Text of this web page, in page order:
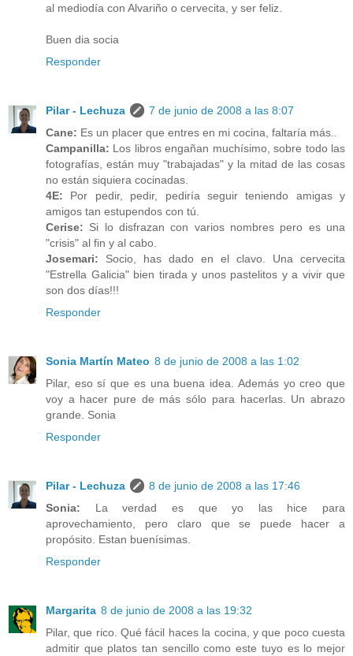
al mediodía con Alvariño o cervecita, y ser feliz.
Buen dia socia
Responder
Pilar - Lechuza
7 de junio de 2008 a las 8:07
Cane: Es un placer que entres en mi cocina, faltaría más..
Campanilla: Los libros engañan muchísimo, sobre todo las
fotografías, están muy "trabajadas" y la mitad de las cosas
no están siquiera cocinadas.
4E: Por pedir, pedir, pediría seguir teniendo amigas y
amigos tan estupendos con tú.
Cerise: Si lo disfrazan con varios nombres pero es una
"crisis" al fin y al cabo.
Josemari: Socio, has dado en el clavo. Una cervecita
"Estrella Galicia" bien tirada y unos pastelitos y a vivir que
son dos días!!!
Responder
Sonia Martín Mateo 8 de junio de 2008 a las 1:02
Pilar, eso sí que es una buena idea. Además yo creo que
voy a hacer pure de más sólo para hacerlas. Un abrazo
grande. Sonia
Responder
Pilar - Lechuza
8 de junio de 2008 a las 17:46
Sonia: La verdad es que yo las hice para
aprovechamiento, pero claro que se puede hacer a
propósito. Estan buenísimas.
Responder
Margarita 8 de junio de 2008 a las 19:32
Pilar, que rico. Qué fácil haces la cocina, y que poco cuesta
admitir que platos tan sencillo como este tuyo es lo mejor